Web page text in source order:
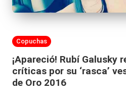
Publicada
Copuchas
¡Apareció! Rubí Galusky
críticas por su ‘rasca’
de Oro 2016